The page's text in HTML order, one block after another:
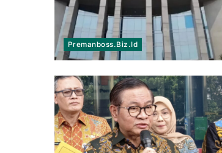
Premanboss.biz.id